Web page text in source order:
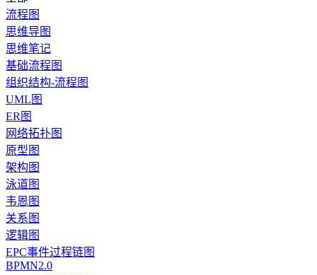
流程图
思维导图
思维笔记
基础流程图
组织结构-流程图
UML图
ER图
网络拓扑图
原型图
架构图
泳道图
韦恩图
关系图
逻辑图
EPC事件过程链图
BPMN2.0